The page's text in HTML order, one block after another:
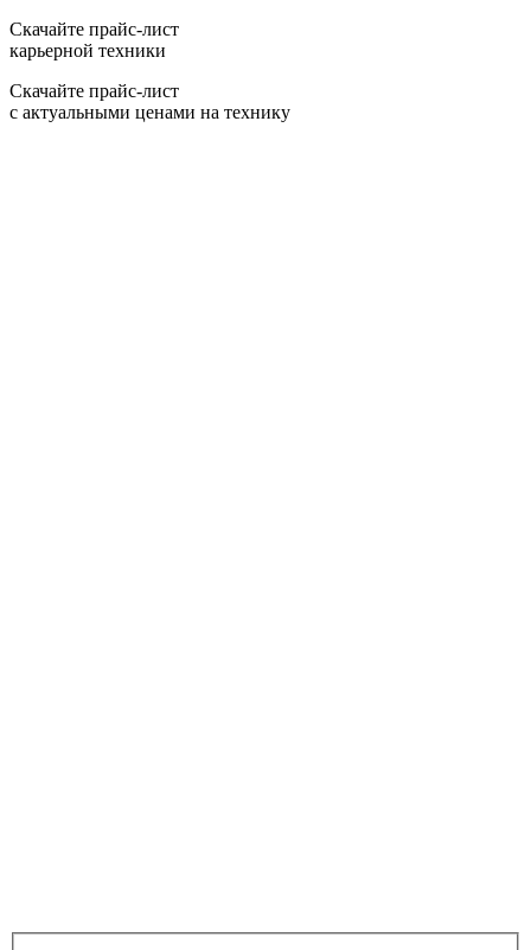
Скачайте прайс-лист
карьерной техники
Скачайте прайс-лист
с актуальными ценами на технику